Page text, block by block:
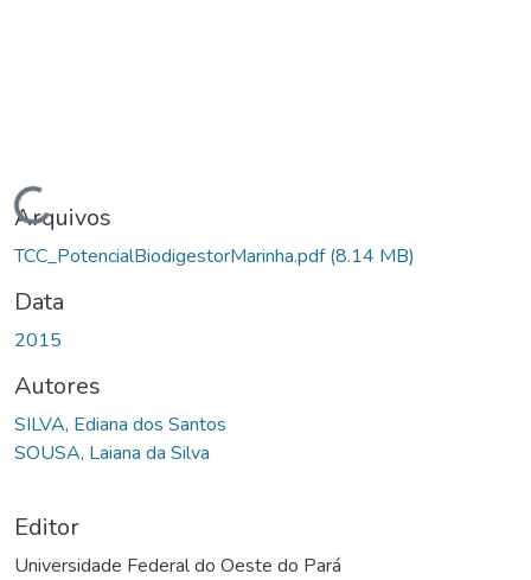
Carregando...
Arquivos
TCC_PotencialBiodigestorMarinha.pdf(8.14 MB)
Data
2015
Autores
SILVA, Ediana dos Santos
SOUSA, Laiana da Silva
Editor
Universidade Federal do Oeste do Pará